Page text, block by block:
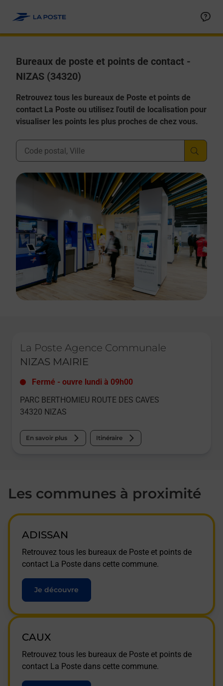
Bureaux de poste et points de contact -
NIZAS (34320)
Retrouvez tous les bureaux de Poste et points de
contact La Poste ou utilisez l'outil de localisation pour
visualiser les points les plus proches de chez vous.
Ville, Département, Code Postal
La Poste Agence Communale
NIZAS MAIRIE
Fermé - ouvre lundi à 09h00
PARC BERTHOMIEU ROUTE DES CAVES
34320 NIZAS
En savoir plus Itinéraire
Les communes à proximité
ADISSAN
Retrouvez tous les bureaux de Poste et points de
contact La Poste dans cette commune.
Je découvre
CAUX
Retrouvez tous les bureaux de Poste et points de
contact La Poste dans cette commune.